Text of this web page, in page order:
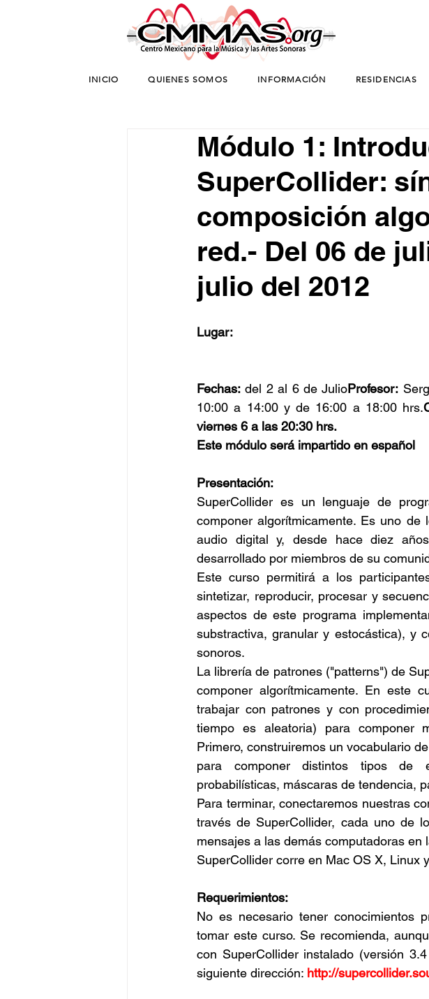
INICIO QUIENES SOMOS INFORMACIÓN RESIDENCIAS
Módulo 1:
SuperCollider:
composición
red.- Del 06 de
julio del 2012
Lugar:
Fechas: del 2 al 6 de JulioProfesor:
10:00 a 14:00 y de 16:00 a 18:00 hrs.
viernes 6 a las 20:30 hrs.
Este módulo será impartido en español
Presentación:
SuperCollider es un lenguaje de
componer algorítmicamente. Es uno
audio digital y, desde hace diez
desarrollado por miembros de su
Este curso permitirá a los
sintetizar, reproducir, procesar y
aspectos de este programa
substractiva, granular y estocástica), y
sonoros.
La librería de patrones ("patterns") de
componer algorítmicamente. En este
trabajar con patrones y con
tiempo es aleatoria) para componer
Primero, construiremos un vocabulario
para componer distintos tipos de
probabilísticas, máscaras de tendencia,
Para terminar, conectaremos nuestras
través de SuperCollider, cada uno de
mensajes a las demás computadoras en
SuperCollider corre en Mac OS X, Linux
Requerimientos:
No es necesario tener conocimientos
tomar este curso. Se recomienda,
con SuperCollider instalado (versión
siguiente dirección: http://